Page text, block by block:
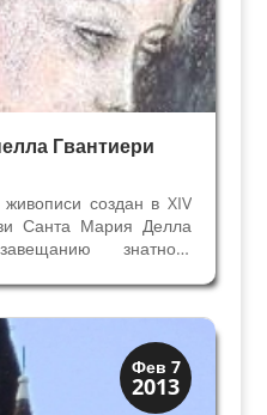
Гвантиери
создан в XIV
Санта Мария Делла
знатного
"Золотая Легенда"
из Вероны Джованни
Фев 7
2013